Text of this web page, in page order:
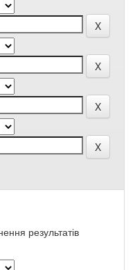
результатів